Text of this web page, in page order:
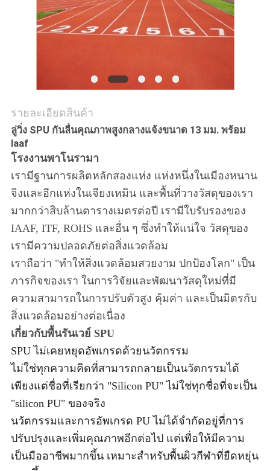
PRIVACY
POLICY
รายละเอียดสินค้า
ลู่วิ่ง SPU กันลื่นคุณภาพสูงกลางแจ้งขนาด 13 มม. พร้อม
Iaaf
โรงงานพาโนรามา
เรามีฐานการผลิตหลักสองแห่ง แห่งหนึ่งในเมืองหนาน
จิงและอีกแห่งในเจียงเหมิน และพื้นที่วางวัสดุของเรา
มากกว่าสิบล้านตารางเมตรต่อปี เรามีใบรับรองของ
IAAF, ITF, ROHS และอื่น ๆ ซึ่งทำให้แน่ใจ วัสดุของ
เรามีความปลอดภัยต่อสิ่งแวดล้อม
เราถือว่า "ทำให้สิ่งแวดล้อมสวยงาม ปกป้องโลก" เป็น
ภารกิจของเรา ในการวิจัยและพัฒนาวัสดุใหม่ที่มี
ความสามารถในการปรับตัวสูง คุ้มค่า และเป็นมิตรกับ
สิ่งแวดล้อมอย่างต่อเนื่อง
เกี่ยวกับพื้นรันเวย์ SPU
SPU ไม่เคยหยุดอัพเกรดด้วยนวัตกรรม
ไม่ใช่ทุกความคิดที่สามารถกลายเป็นนวัตกรรมได้
เพียงแต่ชื่อที่เรียกว่า "Silicon PU" ไม่ใช่ทุกชื่อที่จะเป็น
"silicon PU" ของจริง
นวัตกรรมและการอัพเกรด PU ไม่ได้จำกัดอยู่ที่การ
ปรับปรุงและเพิ่มคุณภาพอีกต่อไป แต่เพื่อให้มีความ
เป็นมืออาชีพมากขึ้น เหมาะสำหรับพื้นผิวกีฬาที่ยืดหยุ่น